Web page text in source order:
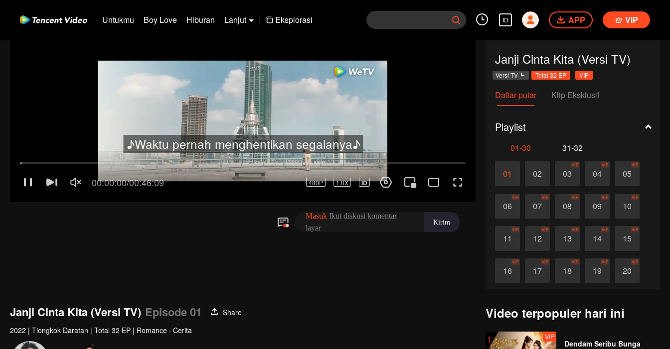
Untukmu Boy Love Hiburan Lanjut | Eksplorasi ID APP VIP
Janji Cinta Kita (Versi TV)
Versi TV Total 32 EP VIP
Daftar putar Klip Eksklusif
Playlist
01-30 31-32
01 02 03
VIP
04
VIP
05
VIP
06
VIP
07
VIP
08
VIP
09
VIP
10
VIP
11
VIP
12
VIP
13
VIP
14
VIP
15
VIP
16
VIP
17
VIP
18
VIP
19
VIP
20
VIP
26 27
Janji Cinta Kita (Versi TV) Episode 01
Share
2022 | Tiongkok Daratan | Total 32 EP | Romance · Cerita
Video terpopuler hari ini
1 VIP
Dendam Seribu Bunga